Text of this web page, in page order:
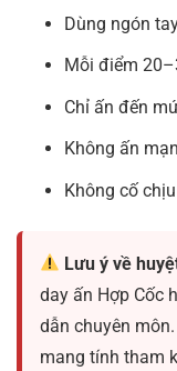
Dùng ngón
Mỗi điểm
Chỉ ấn đến
Không ấn
Không cố
Lưu ý về
day ấn Hợp Cốc
dẫn chuyên
mang tính tham